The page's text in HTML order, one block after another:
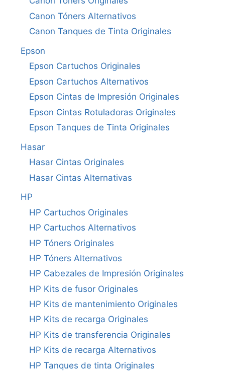
Canon Tóners Alternativos
Canon Tanques de Tinta Originales
Epson
Epson Cartuchos Originales
Epson Cartuchos Alternativos
Epson Cintas de Impresión Originales
Epson Cintas Rotuladoras Originales
Epson Tanques de Tinta Originales
Hasar
Hasar Cintas Originales
Hasar Cintas Alternativas
HP
HP Cartuchos Originales
HP Cartuchos Alternativos
HP Tóners Originales
HP Tóners Alternativos
HP Cabezales de Impresión Originales
HP Kits de fusor Originales
HP Kits de mantenimiento Originales
HP Kits de recarga Originales
HP Kits de transferencia Originales
HP Kits de recarga Alternativos
HP Tanques de tinta Originales